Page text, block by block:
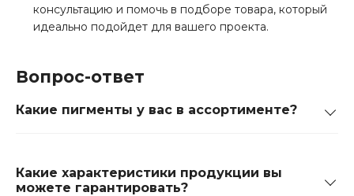
консультацию и помочь в подборе товара, который
идеально подойдет для вашего проекта.
Вопрос-ответ
Какие пигменты у вас в ассортименте?
Какие характеристики продукции вы
можете гарантировать?